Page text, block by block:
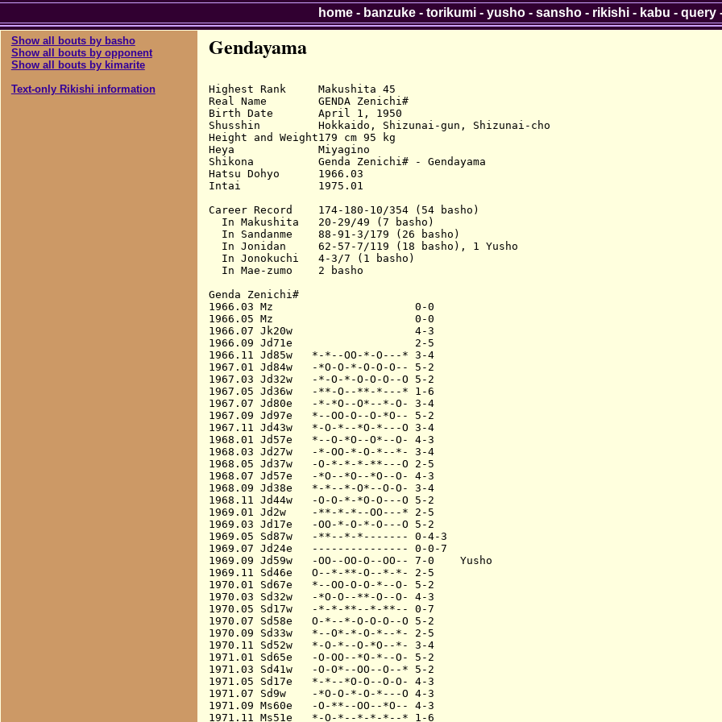
Show all bouts by basho
Show all bouts by opponent
Show all bouts by kimarite
Text-only Rikishi information
Gendayama
Highest Rank     Makushita 45
Real Name        GENDA Zenichi#
Birth Date       April 1, 1950
Shusshin         Hokkaido, Shizunai-gun, Shizunai-cho
Height and Weight179 cm 95 kg
Heya             Miyagino
Shikona          Genda Zenichi# - Gendayama
Hatsu Dohyo      1966.03
Intai            1975.01
Career Record    174-180-10/354 (54 basho)
  In Makushita   20-29/49 (7 basho)
  In Sandanme    88-91-3/179 (26 basho)
  In Jonidan     62-57-7/119 (18 basho), 1 Yusho
  In Jonokuchi   4-3/7 (1 basho)
  In Mae-zumo    2 basho
Genda Zenichi#
1966.03 Mz                      0-0
1966.05 Mz                      0-0
1966.07 Jk20w                   4-3
1966.09 Jd71e                   2-5
1966.11 Jd85w   *-*--OO-*-O---* 3-4
1967.01 Jd84w   -*O-O-*-O-O-O-- 5-2
1967.03 Jd32w   -*-O-*-O-O-O--O 5-2
1967.05 Jd36w   -**-O--**-*---* 1-6
1967.07 Jd80e   -*-*O--O*--*-O- 3-4
1967.09 Jd97e   *--OO-O--O-*O-- 5-2
1967.11 Jd43w   *-O-*--*O-*---O 3-4
1968.01 Jd57e   *--O-*O--O*--O- 4-3
1968.03 Jd27w   -*-OO-*-O-*--*- 3-4
1968.05 Jd37w   -O-*-*-*-**---O 2-5
1968.07 Jd57e   -*O--*O--*O--O- 4-3
1968.09 Jd38e   *-*--*-O*--O-O- 3-4
1968.11 Jd44w   -O-O-*-*O-O---O 5-2
1969.01 Jd2w    -**-*-*--OO---* 2-5
1969.03 Jd17e   -OO-*-O-*-O---O 5-2
1969.05 Sd87w   -**--*-*------- 0-4-3
1969.07 Jd24e   --------------- 0-0-7
1969.09 Jd59w   -OO--OO-O--OO-- 7-0    Yusho
1969.11 Sd46e   O--*-**-O--*-*- 2-5
1970.01 Sd67e   *--OO-O-O-*--O- 5-2
1970.03 Sd32w   -*O-O--**-O--O- 4-3
1970.05 Sd17w   -*-*-**--*-**-- 0-7
1970.07 Sd58e   O-*--*-O-O-O--O 5-2
1970.09 Sd33w   *--O*-*-O-*--*- 2-5
1970.11 Sd52w   *-O-*--O-*O--*- 3-4
1971.01 Sd65e   -O-OO--*O-*--O- 5-2
1971.03 Sd41w   -O-O*--OO--O--* 5-2
1971.05 Sd17e   *-*--*O-O--O-O- 4-3
1971.07 Sd9w    -*O-O-*-O-*---O 4-3
1971.09 Ms60e   -O-**--OO--*O-- 4-3
1971.11 Ms51e   *-O-*--*-*-*--* 1-6
home- banzuke- torikumi- yusho- sansho- rikishi- kabu - query